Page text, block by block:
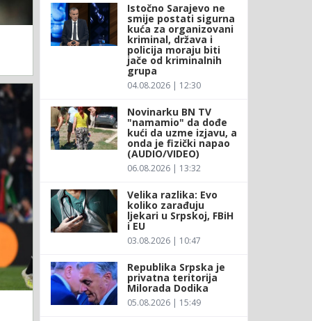
Istočno Sarajevo ne
smije postati sigurna
kuća za organizovani
kriminal, država i
policija moraju biti
jače od kriminalnih
grupa
04.08.2026 | 12:30
Novinarku BN TV
"namamio" da dođe
kući da uzme izjavu, a
onda je fizički napao
(AUDIO/VIDEO)
06.08.2026 | 13:32
Velika razlika: Evo
koliko zarađuju
ljekari u Srpskoj, FBiH
i EU
03.08.2026 | 10:47
Republika Srpska je
privatna teritorija
Milorada Dodika
05.08.2026 | 15:49